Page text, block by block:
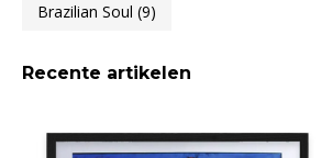
Brazilian Soul (9)
Recente artikelen